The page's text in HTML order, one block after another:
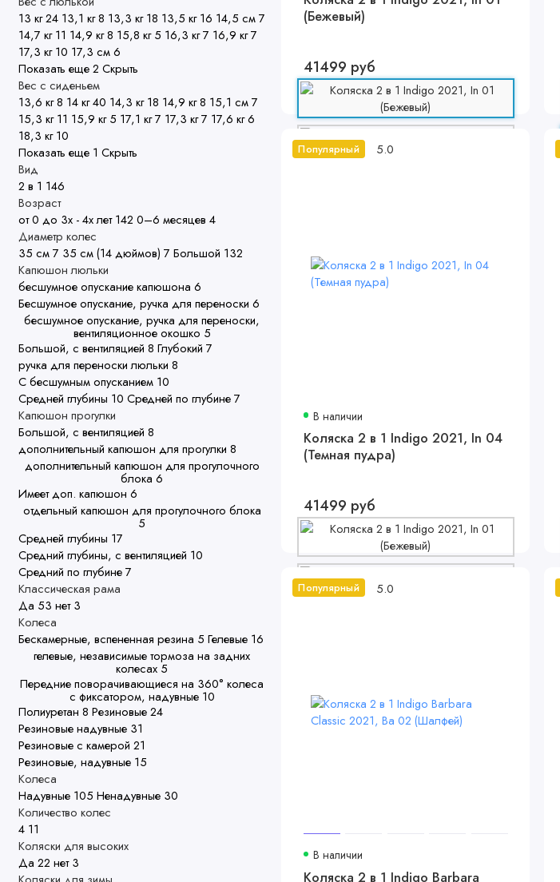
13 кг24 13,1 кг8 13,3 кг 18 13,5 кг 16 14,5 см7
14,7 кг 11 14,9 кг8 15,8 кг 5 16,3 кг7 16,9 кг7
17,3 кг 10 17,3 см6
Показать еще 2 Скрыть
Вес с сиденьем
13,6 кг8 14 кг40 14,3 кг 18 14,9 кг8 15,1 см7
15,3 кг 11 15,9 кг 5 17,1 кг7 17,3 кг7 17,6 кг6
18,3 кг 10
Показать еще 1 Скрыть
Вид
2 в 1 146
Возраст
от 0 до 3х - 4х лет 142 0–6 месяцев 4
Диаметр колес
35 см7 35 см (14 дюймов) 7 Большой 132
Капюшон люльки
бесшумное опускание капюшона 6
Бесшумное опускание, ручка для переноски 6
бесшумное опускание, ручка для переноски,
вентиляционное окошко 5
Большой, с вентиляцией 8 Глубокий 7
ручка для переноски люльки 8
С бесшумным опусканием 10
Средней глубины 10 Средней по глубине7
Капюшон прогулки
Большой, с вентиляцией 8
дополнительный капюшон для прогулки 8
дополнительный капюшон для прогулочного
блока 6
Имеет доп. капюшон 6
отдельный капюшон для прогулочного блока
5
Средней глубины 17
Средний глубины, с вентиляцией 10
Средний по глубине7
Классическая рама
Да 53 нет 3
Колеса
Бескамерные, вспененная резина 5 Гелевые 16
гелевые, независимые тормоза на задних
колесах 5
Передние поворачивающиеся на 360° колеса
с фиксатором, надувные 10
Полиуретан 8 Резиновые24
Резиновые надувные 31
Резиновые с камерой 21
Резиновые, надувные 15
Колеса
Надувные 105 Ненадувные 30
Количество колес
4 11
Коляски для высоких
Да 22 нет 3
(Бежевый)
41499 руб
Популярный 5.0
В наличии
Коляска 2 в 1 Indigo 2021, In 04
(Темная пудра)
41499 руб
Популярный 5.0
В наличии
Коляска 2 в 1 Indigo Barbara